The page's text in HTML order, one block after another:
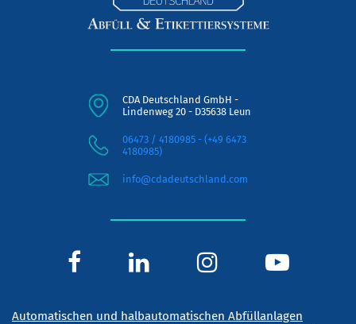
CDA Deutschland GmbH -
Lindenweg 20 - D35638 Leun
06473 / 4180985 - (+49 6473
4180985)
info@cdadeutschland.com
Automatischen und halbautomatischen Abfüllanlagen